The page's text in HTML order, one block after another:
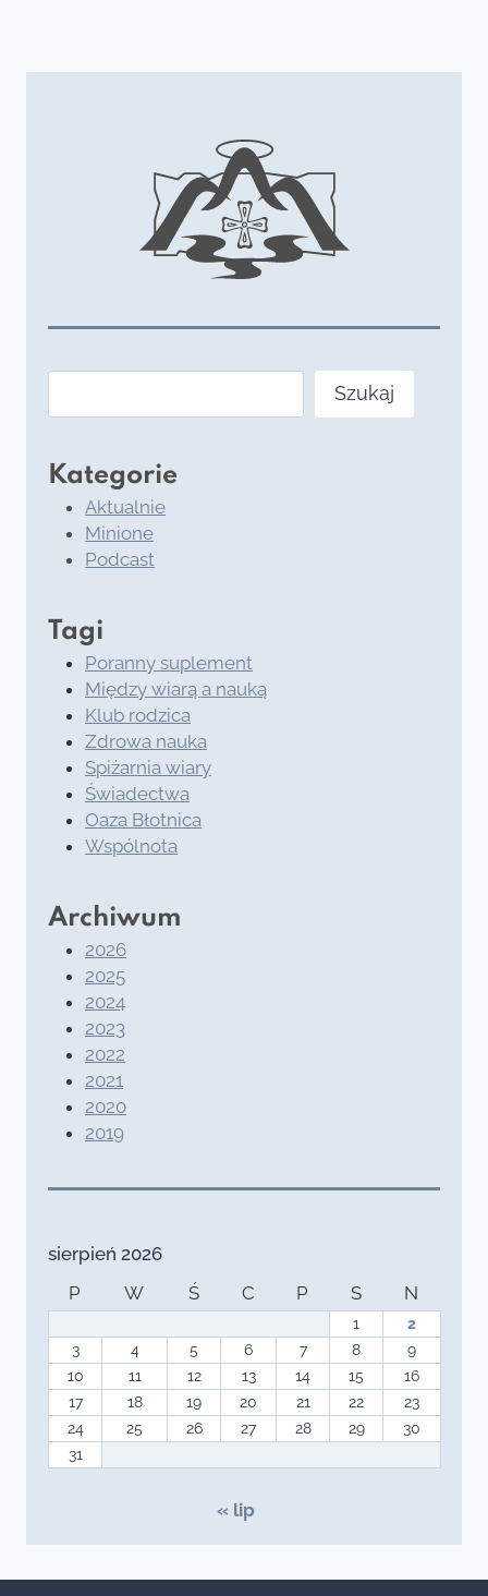
Szukaj
Kategorie
Aktualnie
Minione
Podcast
Tagi
Poranny suplement
Między wiarą a nauką
Klub rodzica
Zdrowa nauka
Spiżarnia wiary
Świadectwa
Oaza Błotnica
Wspólnota
Archiwum
2026
2025
2024
2023
2022
2021
2020
2019
sierpień 2026
P
W Ś C P S N
1
2
3
4 5 6 7 8
9
10
11 12 13 14 15
16
17
18 19 20 21 22
23
24
25 26 27 28 29
30
31
« lip